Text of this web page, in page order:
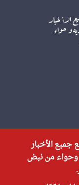
الأخبار
وحواء من نبض